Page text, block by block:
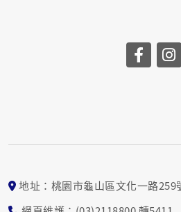
地址：桃園市龜山區文化一路259